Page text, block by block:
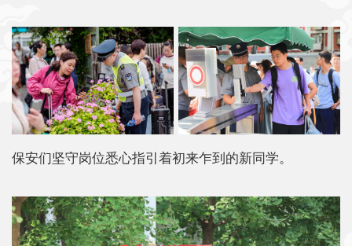
保安们坚守岗位悉心指引着初来乍到的新同学。